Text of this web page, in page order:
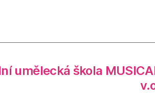
umělecká škola